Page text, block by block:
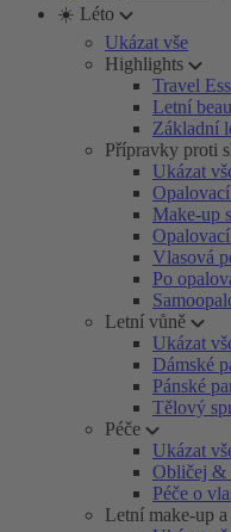
☀️ Léto
Ukázat vše
Highlights
Travel
Letní
Základní
Přípravky proti
Ukázat
Make-up
Vlasová
Po
Letní vůně
Ukázat
Dámské
Pánské
Tělový
Péče
Ukázat
Obličej &
Péče o
Letní make-up